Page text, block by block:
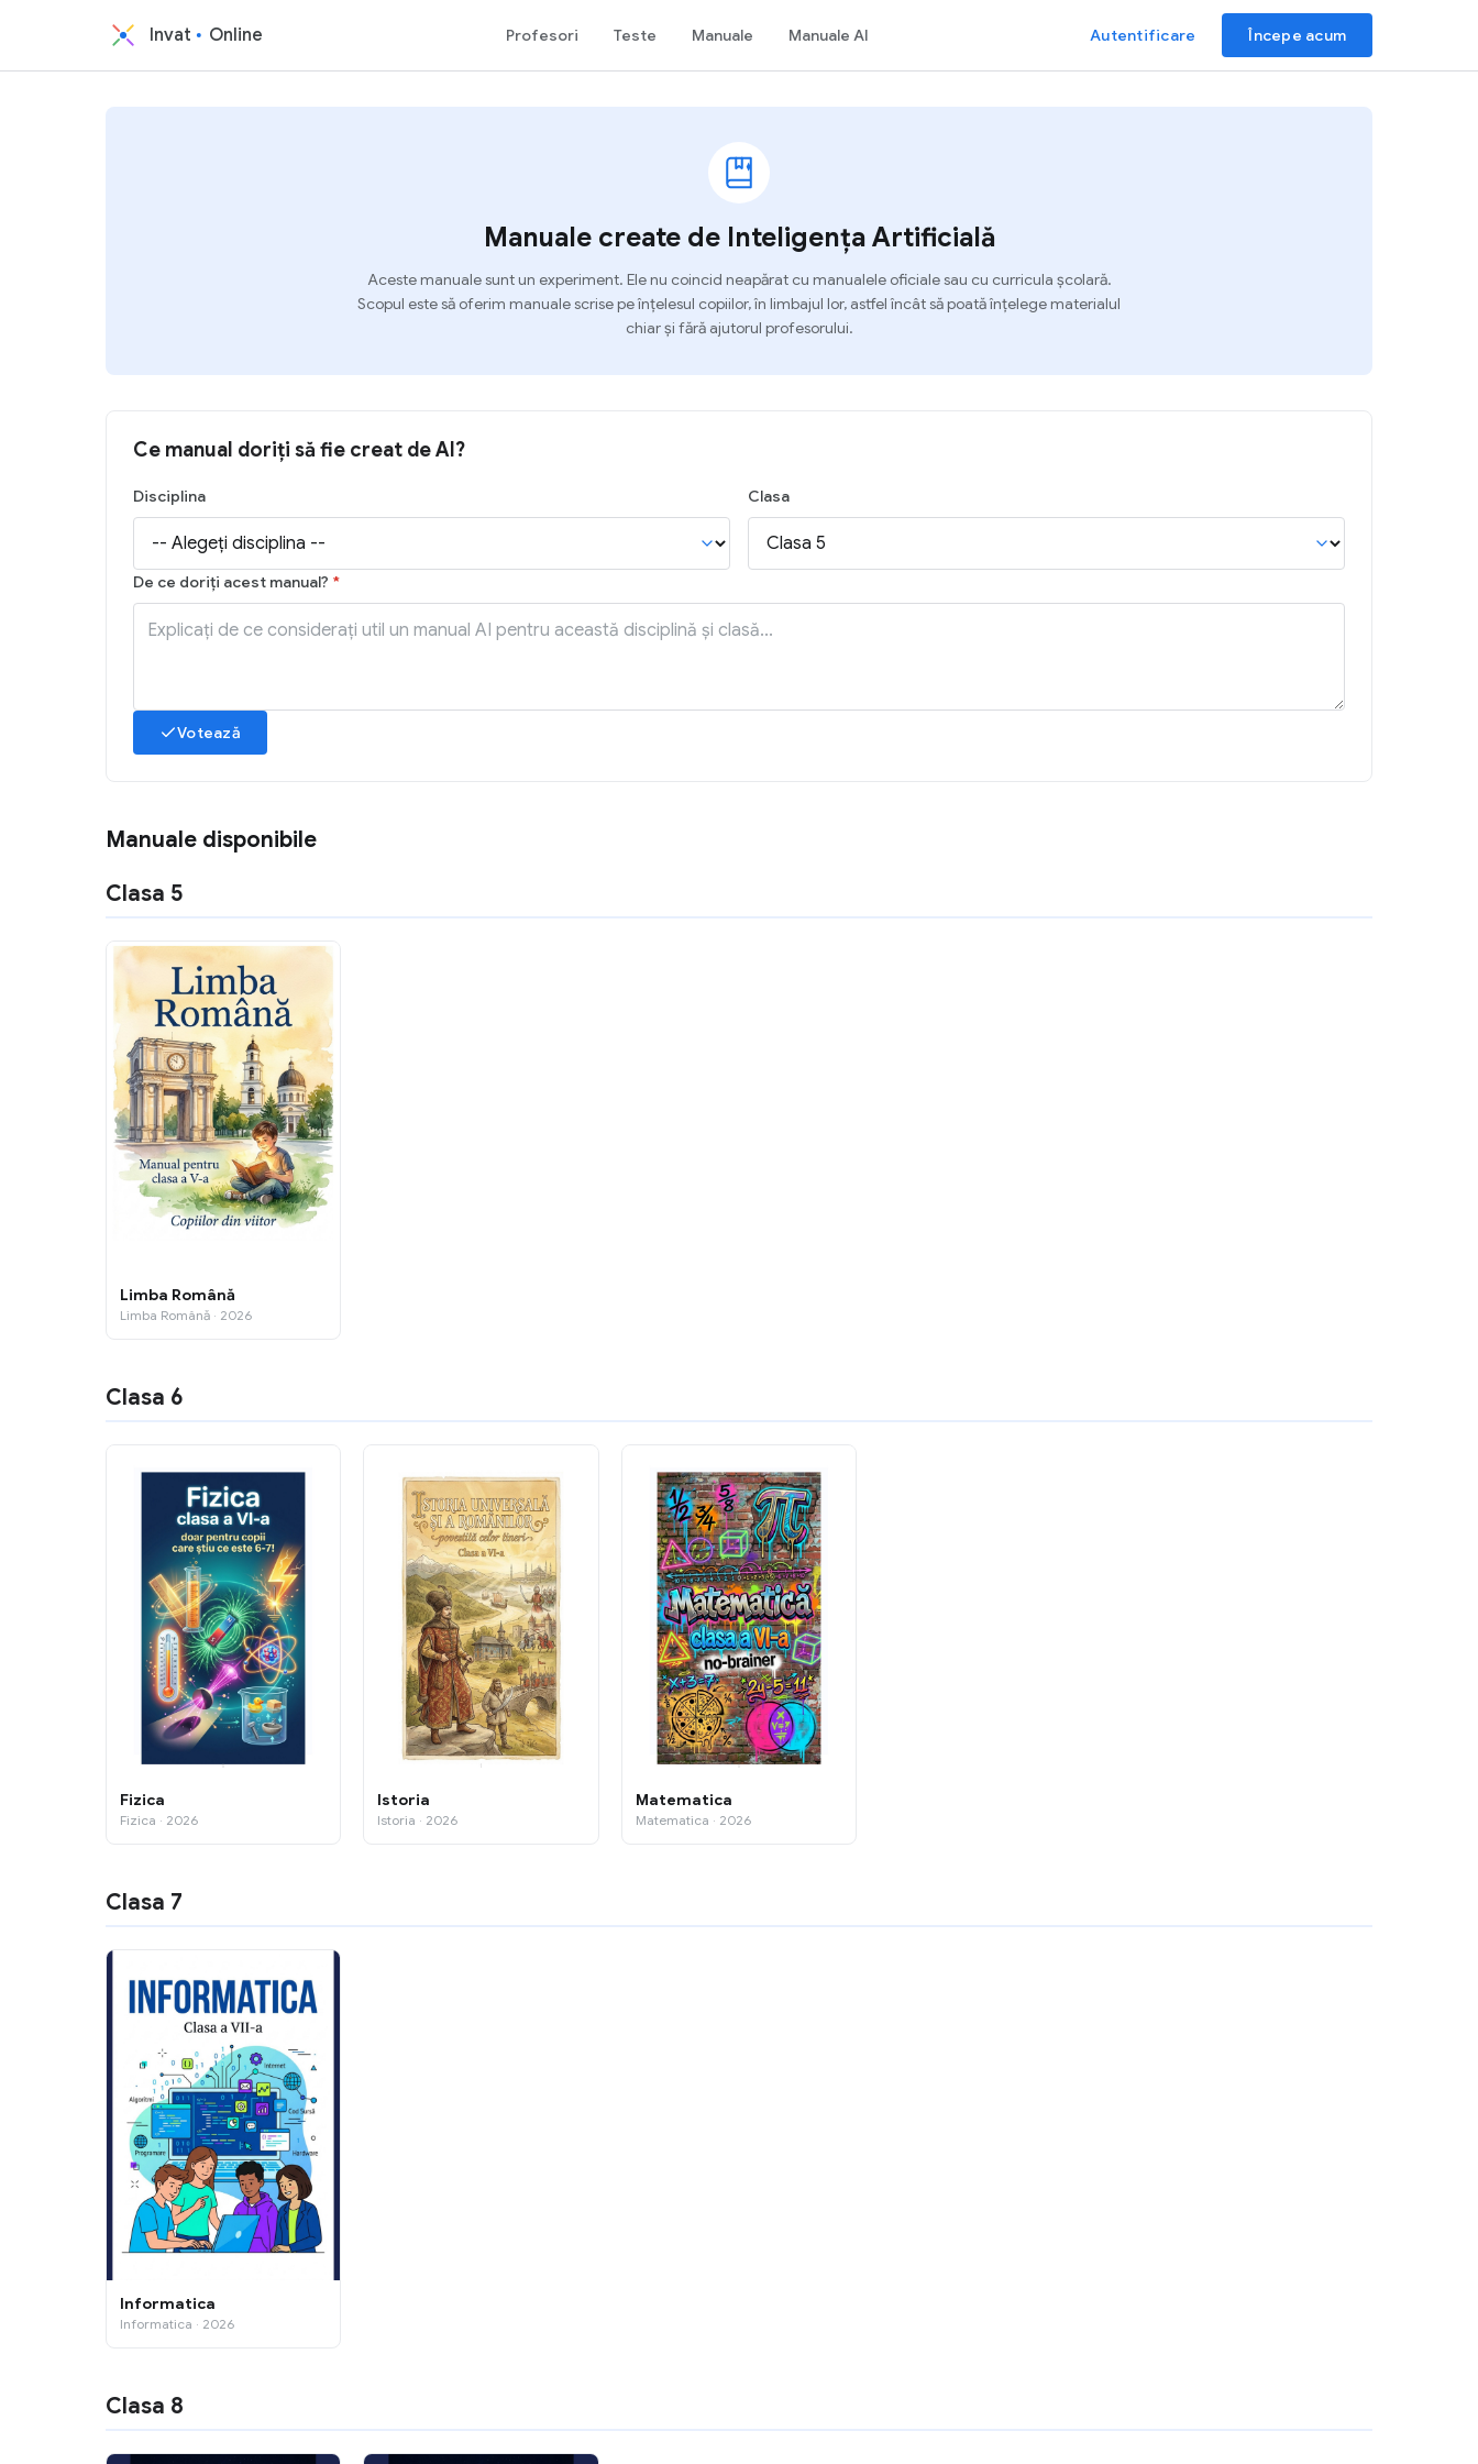
Invat Online Profesori Teste Manuale Manuale AI Autentificare Începe acum
Manuale create de Inteligența Artificială
Aceste manuale sunt un experiment. Ele nu coincid neapărat cu manualele oficiale sau cu curricula școlară.
Scopul este să oferim manuale scrise pe înțelesul copiilor, în limbajul lor, astfel încât să poată înțelege materialul
chiar și fără ajutorul profesorului.
Ce manual doriți să fie creat de AI?
Disciplina Clasa
De ce doriți acest manual? *
Votează
Manuale disponibile
Clasa 5
Limba Română
Limba Română · 2026
Clasa 6
Fizica
Fizica · 2026
Istoria
Istoria · 2026
Matematica
Matematica · 2026
Clasa 7
Informatica
Informatica · 2026
Clasa 8